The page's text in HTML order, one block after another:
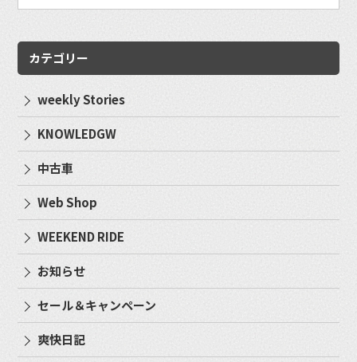
カテゴリー
weekly Stories
KNOWLEDGW
中古車
Web Shop
WEEKEND RIDE
お知らせ
セール＆キャンペーン
爽快日記